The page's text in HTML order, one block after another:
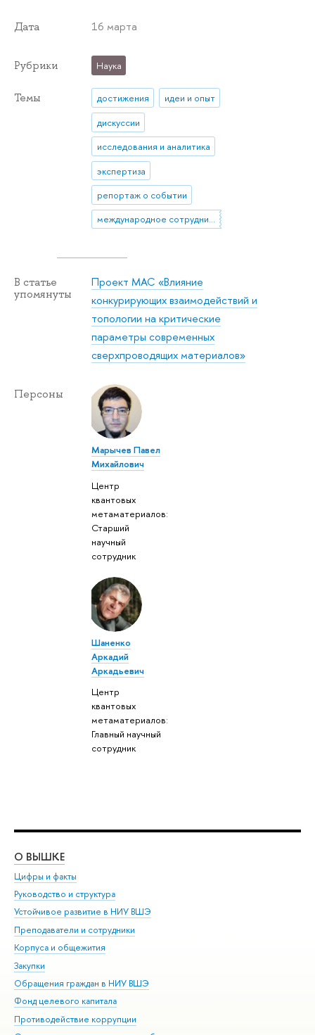
Дата 16 марта
Рубрики Наука
Темы достижения
идеи и опыт
дискуссии
исследования и аналитика
экспертиза
репортаж о событии
международное сотрудничество
В статье
упомянуты
Проект МАС «Влияние
конкурирующих взаимодействий и
топологии на критические
параметры современных
сверхпроводящих материалов»
Персоны
Марычев Павел
Михайлович
Центр
квантовых
метаматериалов:
Старший
научный
сотрудник
Шаненко
Аркадий
Аркадьевич
Центр
квантовых
метаматериалов:
Главный научный
сотрудник
О ВЫШКЕ
Цифры и факты
Руководство и структура
Устойчивое развитие в НИУ ВШЭ
Преподаватели и сотрудники
Корпуса и общежития
Закупки
Обращения граждан в НИУ ВШЭ
Фонд целевого капитала
Противодействие коррупции